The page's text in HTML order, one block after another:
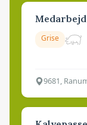
Grise
9681,